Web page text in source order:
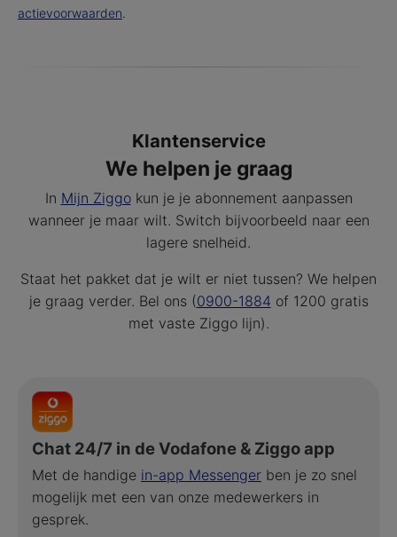
actievoorwaarden
Klantenservice
We helpen je graag
In Mijn Ziggokun je je abonnement aanpassen
wanneer je maar wilt. Switch bijvoorbeeld naar een
lagere snelheid.
Staat het pakket dat je wilt er niet tussen? We helpen
je graag verder. Bel ons (0900-1884 of 1200 gratis
met vaste Ziggo lijn).
Chat 24/7 in de Vodafone & Ziggo app
Met de handige in-app Messenger ben je zo snel
mogelijk met een van onze medewerkers in
gesprek.